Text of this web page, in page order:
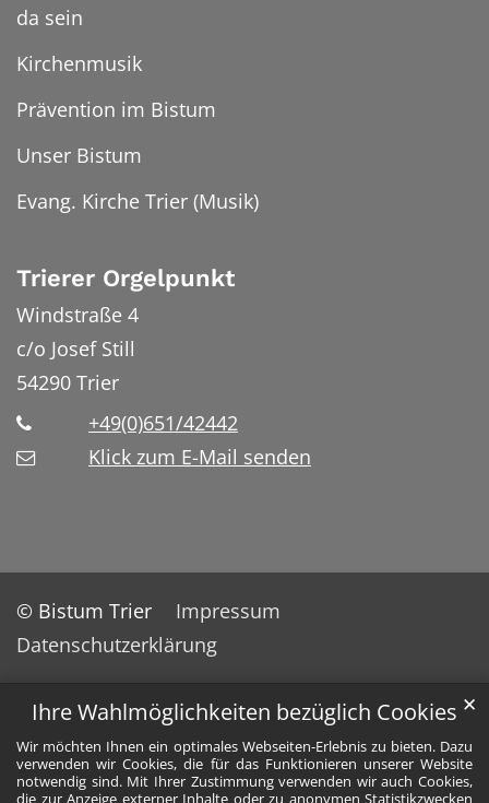
Ihre Wahlmöglichkeiten bezüglich Cookies
Wir möchten Ihnen ein optimales Webseiten-Erlebnis zu bieten. Dazu
verwenden wir Cookies, die für das Funktionieren unserer Website
notwendig sind. Mit Ihrer Zustimmung verwenden wir auch Cookies,
die zur Anzeige externer Inhalte oder zu anonymen Statistikzwecken
✕
da sein
Kirchenmusik
Prävention im Bistum
Unser Bistum
Evang. Kirche Trier (Musik)
Trierer Orgelpunkt
Windstraße 4
c/o Josef Still
54290 Trier
+49(0)651/42442
Klick zum E-Mail senden
© Bistum Trier
Impressum
Datenschutzerklärung